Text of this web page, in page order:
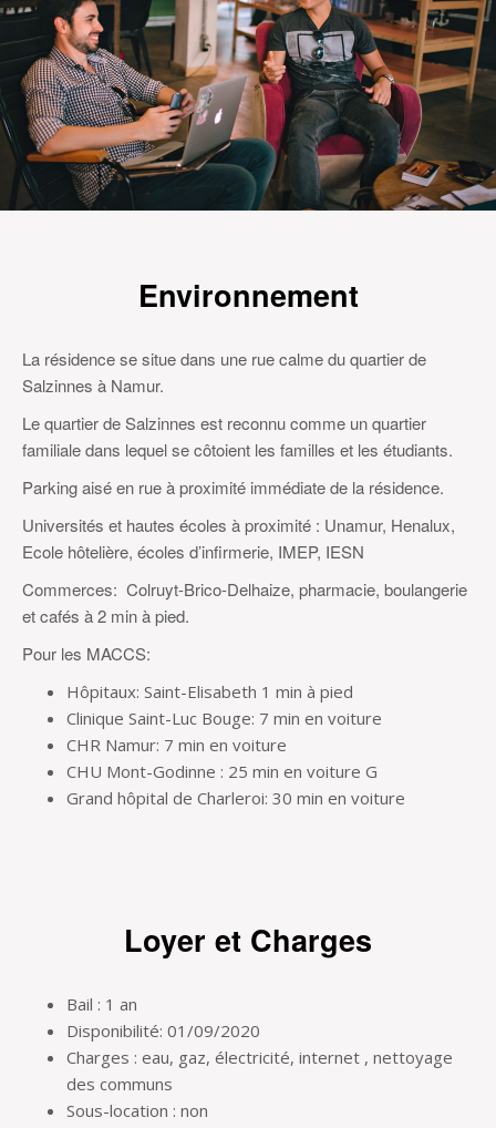
Environnement
La résidence se situe dans une rue calme du quartier de
Salzinnes à Namur.
Le quartier de Salzinnes est reconnu comme un quartier
familiale dans lequel se côtoient les familles et les étudiants.
Parking aisé en rue à proximité immédiate de la résidence.
Universités et hautes écoles à proximité : Unamur, Henalux,
Ecole hôtelière, écoles d’infirmerie, IMEP, IESN
Commerces: Colruyt-Brico-Delhaize, pharmacie, boulangerie
et cafés à 2 min à pied.
Pour les MACCS:
Hôpitaux: Saint-Elisabeth 1 min à pied
Clinique Saint-Luc Bouge: 7 min en voiture
CHR Namur: 7 min en voiture
CHU Mont-Godinne : 25 min en voiture G
Grand hôpital de Charleroi: 30 min en voiture
Loyer et Charges
Bail : 1 an
Disponibilité: 01/09/2020
Charges : eau, gaz, électricité, internet , nettoyage
des communs
Sous-location : non